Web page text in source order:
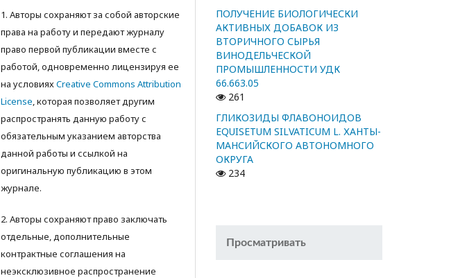
1. Авторы сохраняют за собой авторские
права на работу и передают журналу
право первой публикации вместе с
работой, одновременно лицензируя ее
на условияхCreative Commons Attribution
License, которая позволяет другим
распространять данную работу с
обязательным указанием авторства
данной работы и ссылкой на
оригинальную публикацию в этом
журнале.
2. Авторы сохраняют право заключать
отдельные, дополнительные
контрактные соглашения на
неэксклюзивное распространение
ПОЛУЧЕНИЕ БИОЛОГИЧЕСКИ
АКТИВНЫХ ДОБАВОК ИЗ
ВТОРИЧНОГО СЫРЬЯ
ВИНОДЕЛЬЧЕСКОЙ
ПРОМЫШЛЕННОСТИ УДК
66.663.05
261
ГЛИКОЗИДЫ ФЛАВОНОИДОВ
EQUISETUM SILVATICUM L. ХАНТЫ-
МАНСИЙСКОГО АВТОНОМНОГО
ОКРУГА
234
Просматривать